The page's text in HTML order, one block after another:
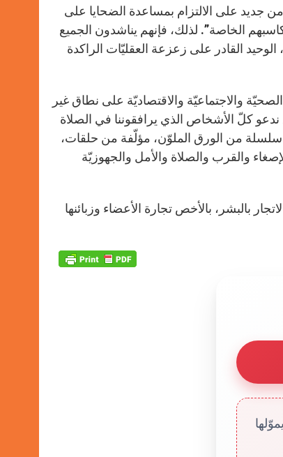
جديد على الالتزام بمساعدة الضحايا على
الخاصة”. لذلك، فإنهم يناشدون الجميع
القادر على زعزعة العقليّات الراكدة
والاجتماعيّة والاقتصاديّة على نطاق غير
كلّ الأشخاص الذي يرافقوننا في الصلاة
سلسلة من الورق الملوّن، مؤلّفة من حلقات،
والقرب والصلاة والأمل والجهوزيّة
بالبشر، بالأخص تجارة الأعضاء وزبائنها